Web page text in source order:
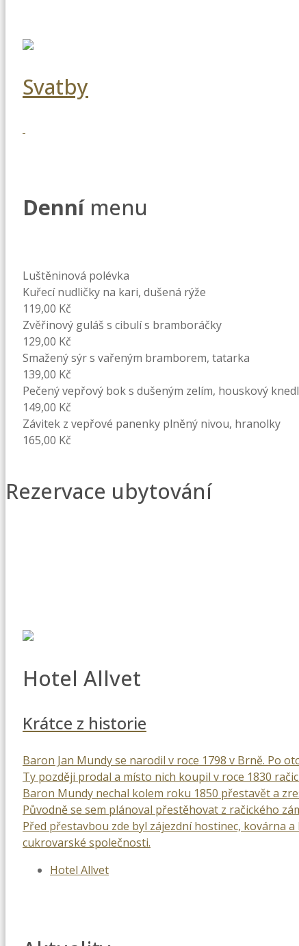
Svatby
Dennímenu
Luštěninová polévka
Kuřecí nudličky na kari, dušená rýže
119,00 Kč
Zvěřinový guláš s cibulí s bramboráčky
129,00 Kč
Smažený sýr s vařeným bramborem, tatarka
139,00 Kč
Pečený vepřový bok s dušeným zelím, houskový
149,00 Kč
Závitek z vepřové panenky plněný nivou, hranolky
165,00 Kč
Rezervace ubytování
Hotel Allvet
Krátce z historie
Baron Jan Mundy se narodil v roce 1798 v Brně. Po
Ty později prodal a místo nich koupil v roce 1830
Baron Mundy nechal kolem roku 1850 přestavět a
Původně se sem plánoval přestěhovat z račického
Před přestavbou zde byl zájezdní hostinec,
cukrovarské společnosti.
Hotel Allvet